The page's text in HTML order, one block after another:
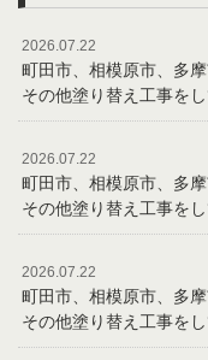
2026.07.22
町田市、相模原市、多
その他塗り替え工事を
2026.07.22
町田市、相模原市、多
その他塗り替え工事を
2026.07.22
町田市、相模原市、多
その他塗り替え工事を